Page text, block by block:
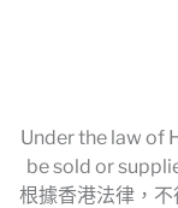
Under the law of
be sold or
根據香港法律，